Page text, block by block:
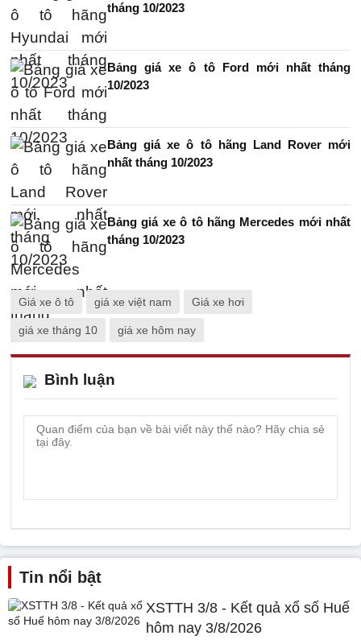
tháng 10/2023
Bảng giá xe ô tô Ford mới nhất tháng
10/2023
Bảng giá xe ô tô hãng Land Rover mới
nhất tháng 10/2023
Bảng giá xe ô tô hãng Mercedes mới nhất
tháng 10/2023
Giá xe ô tô giá xe việt nam Giá xe hơi
giá xe tháng 10 giá xe hôm nay
Bình luận
Tin nổi bật
XSTTH 3/8 - Kết quả xổ số Huế
hôm nay 3/8/2026